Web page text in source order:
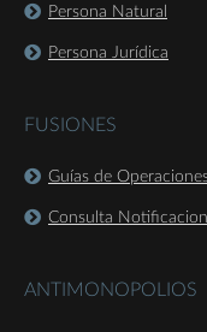
Persona Natural
Persona Jurídica
FUSIONES
Guías de
Consulta
ANTIMONOPOLIOS